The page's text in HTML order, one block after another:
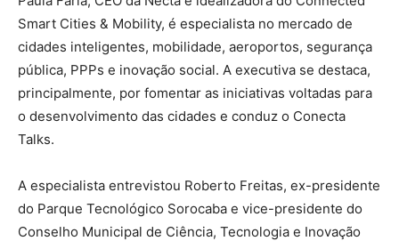
Smart Cities & Mobility, é especialista no mercado de
cidades inteligentes, mobilidade, aeroportos, segurança
pública, PPPs e inovação social. A executiva se destaca,
principalmente, por fomentar as iniciativas voltadas para
o desenvolvimento das cidades e conduz o Conecta
Talks.
A especialista entrevistou Roberto Freitas, ex-presidente
do Parque Tecnológico Sorocaba e vice-presidente do
Conselho Municipal de Ciência, Tecnologia e Inovação